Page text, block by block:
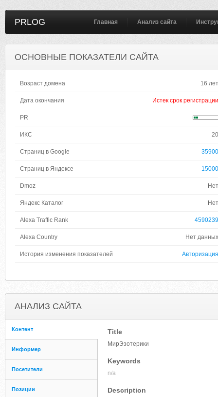
PRLOG Главная Анализ сайта
ОСНОВНЫЕ ПОКАЗАТЕЛИ САЙТА
Возраст домена 16 лет
Дата окончания Истек срок регистрации
PR
ИКС 20
Страниц в Google 35900
Страниц в Яндексе 15000
Dmoz Нет
Яндекс Каталог Нет
Alexa Traffic Rank 4590239
Alexa Country Нет данных
История изменения показателей Авторизация
АНАЛИЗ САЙТА
Контент
Информер
Посетители
Позиции
Title
МирЭзотерики
Keywords
n/a
Description